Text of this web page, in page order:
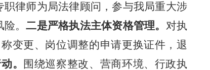
律师为局法律顾问，参与我局重大涉
险。二是严格执法主体资格管理。 对执
变更、岗位调整的申请更换证件，退
。
围绕巡察整改、营商环境、行政执